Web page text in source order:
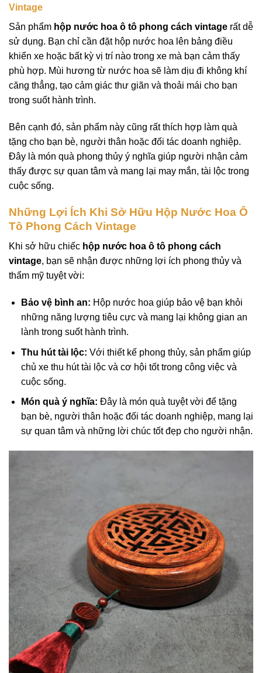
Vintage
Sản phẩm hộp nước hoa ô tô phong cách vintage rất dễ
sử dụng. Bạn chỉ cần đặt hộp nước hoa lên bảng điều
khiển xe hoặc bất kỳ vị trí nào trong xe mà bạn cảm thấy
phù hợp. Mùi hương từ nước hoa sẽ làm dịu đi không khí
căng thẳng, tạo cảm giác thư giãn và thoải mái cho bạn
trong suốt hành trình.
Bên cạnh đó, sản phẩm này cũng rất thích hợp làm quà
tặng cho bạn bè, người thân hoặc đối tác doanh nghiệp.
Đây là món quà phong thủy ý nghĩa giúp người nhận cảm
thấy được sự quan tâm và mang lại may mắn, tài lộc trong
cuộc sống.
Những Lợi Ích Khi Sở Hữu Hộp Nước Hoa Ô
Tô Phong Cách Vintage
Khi sở hữu chiếc hộp nước hoa ô tô phong cách
vintage, bạn sẽ nhận được những lợi ích phong thủy và
thẩm mỹ tuyệt vời:
Bảo vệ bình an: Hộp nước hoa giúp bảo vệ bạn khỏi
những năng lượng tiêu cực và mang lại không gian an
lành trong suốt hành trình.
Thu hút tài lộc: Với thiết kế phong thủy, sản phẩm giúp
chủ xe thu hút tài lộc và cơ hội tốt trong công việc và
cuộc sống.
Món quà ý nghĩa: Đây là món quà tuyệt vời để tặng
bạn bè, người thân hoặc đối tác doanh nghiệp, mang lại
sự quan tâm và những lời chúc tốt đẹp cho người nhận.